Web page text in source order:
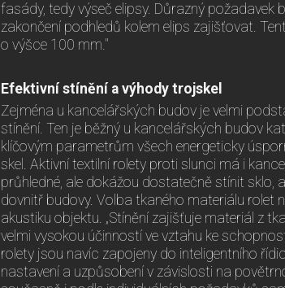
fasády, tedy výseč elipsy. Důrazný požadavek
zakončení podhledů kolem elips zajišťovat.
o výšce 100 mm."
Efektivní stínění a výhody trojskel
Zejména u kancelářských budov je velmi
stínění. Ten je běžný u kancelářských budov
klíčovým parametrům všech energeticky
skel. Aktivní textilní rolety proti slunci má i
průhledné, ale dokážou dostatečně stínit sklo,
dovnitř budovy. Volba tkaného materiálu
akustiku objektu. „Stínění zajišťuje materiál z
velmi vysokou účinností ve vztahu ke
rolety jsou navíc zapojeny do inteligentního
nastavení a uzpůsobení v závislosti na